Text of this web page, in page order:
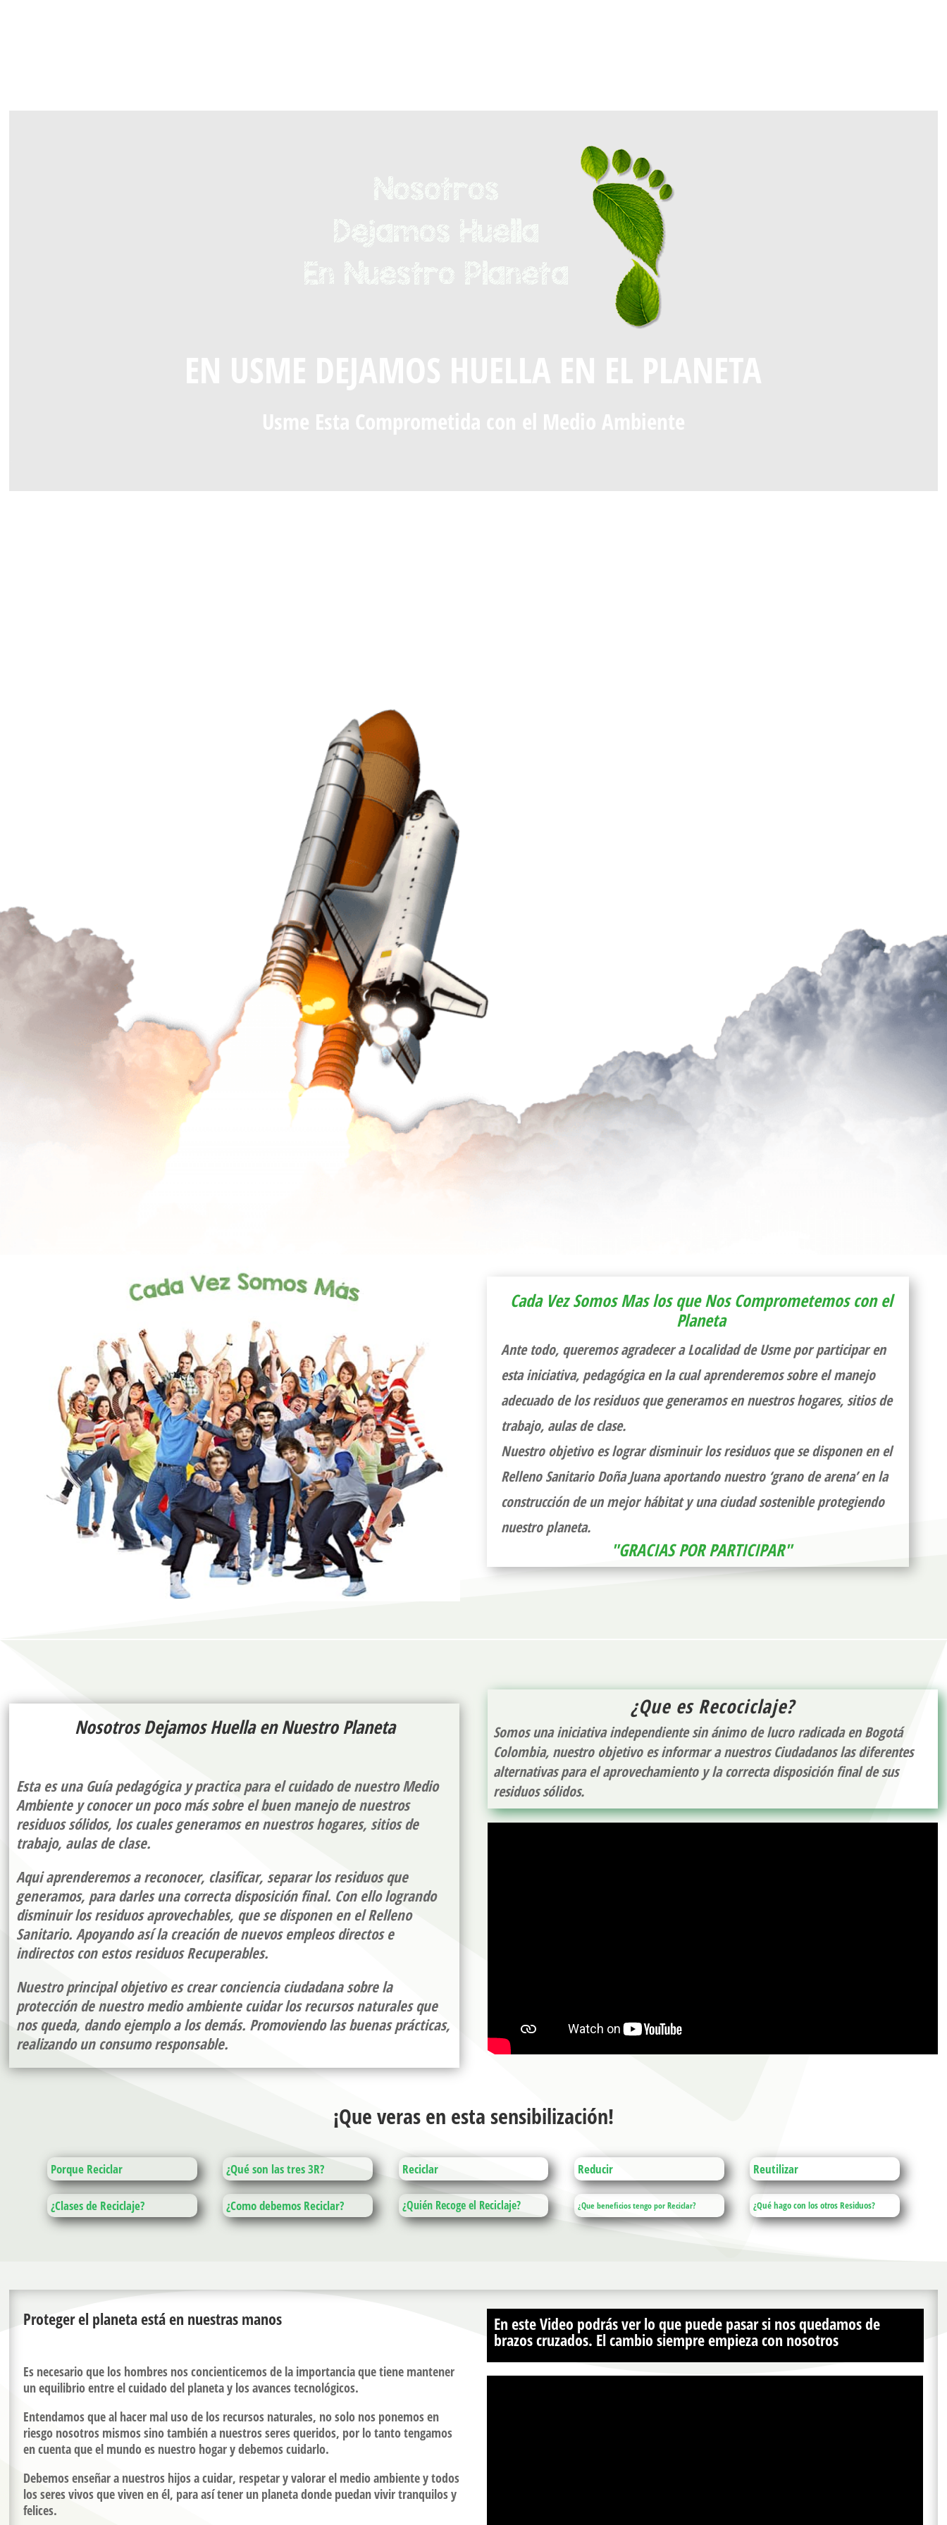
Cada Vez Somos Mas los que Nos Comprometemos con el
Planeta
Ante todo, queremos agradecer aLocalidad de Usmepor participar en
esta iniciativa, pedagógica en la cual aprenderemos sobre el manejo
adecuado de los residuos que generamos en nuestros hogares, sitios de
trabajo, aulas de clase.
Nuestro objetivo es lograr disminuir los residuos que se disponen en el
Relleno Sanitario Doña Juana aportando nuestro ‘grano de arena’ en la
construcción de un mejor hábitat y una ciudad sostenible protegiendo
nuestro planeta.
"GRACIAS POR PARTICIPAR"
Nosotros Dejamos Huella en Nuestro Planeta
Esta es una Guía pedagógica y practica para el cuidado de nuestro Medio
Ambiente y conocer un poco más sobre el buen manejo de nuestros
residuos sólidos, los cuales generamos en nuestros hogares, sitios de
trabajo, aulas de clase.
Aqui aprenderemos a reconocer, clasificar, separar los residuos que
generamos, para darles una correcta disposición final. Con ello logrando
disminuir los residuos aprovechables, que se disponen en el Relleno
Sanitario. Apoyando así la creación de nuevos empleos directos e
indirectos con estos residuos Recuperables.
Nuestro principal objetivo es crear conciencia ciudadana sobre la
protección de nuestro medio ambiente cuidar los recursos naturales que
nos queda, dando ejemplo a los demás. Promoviendo las buenas prácticas,
realizando un consumo responsable.
¿Que esRecociclaje?
Somos una iniciativa independiente sin ánimo de lucro radicada en Bogotá
Colombia, nuestro objetivo es informar a nuestros Ciudadanos las diferentes
alternativas para el aprovechamiento y la correcta disposición final de sus
residuos sólidos.
¡Que veras en esta sensibilización!
Porque Reciclar
¿Clases de Reciclaje?
¿Qué son las tres 3R?
¿Como debemos Reciclar?
Reciclar
¿Quién Recoge el Reciclaje?
Reducir
¿Que beneficios tengo por Reciclar?
Reutilizar
¿Qué hago con los otros Residuos?
Proteger el planeta está en nuestras manos
Es necesario que los hombres nos concienticemos de la importancia que tiene mantener
un equilibrio entre el cuidado del planeta y los avances tecnológicos.
Entendamos que al hacer mal uso de los recursos naturales, no solo nos ponemos en
riesgo nosotros mismos sino también a nuestros seres queridos, por lo tanto tengamos
en cuenta que el mundo es nuestro hogar y debemos cuidarlo.
Debemos enseñar a nuestros hijos a cuidar, respetar y valorar el medio ambiente y todos
los seres vivos que viven en él, para así tener un planeta donde puedan vivir tranquilos y
felices.
En este Video podrás ver lo que puede pasar si nos quedamos de
brazos cruzados. El cambio siempre empieza con nosotros